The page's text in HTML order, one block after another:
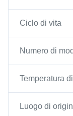
Ciclo di vita
Numero di
Temperatura
Luogo di